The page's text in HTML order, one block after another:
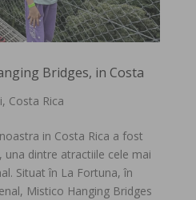
Bridges, in Costa
, Costa Rica
in Costa Rica a fost
una dintre atractiile cele mai
Situat în La Fortuna, în
Mistico Hanging Bridges